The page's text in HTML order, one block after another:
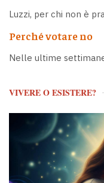
Luzzi, per chi non è
Perché votare no
Nelle ultime
VIVERE O ESISTERE?